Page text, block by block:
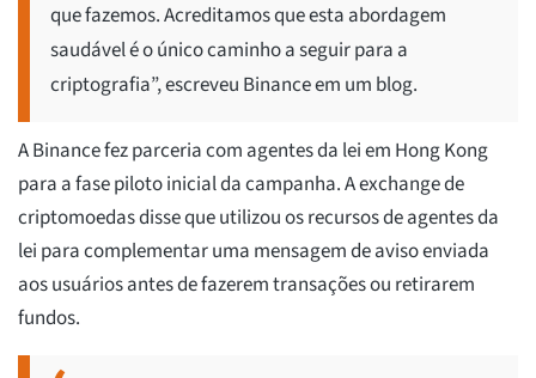
que fazemos. Acreditamos que esta abordagem
saudável é o único caminho a seguir para a
criptografia”, escreveu Binance em um blog.
A Binance fez parceria com agentes da lei em Hong Kong
para a fase piloto inicial da campanha. A exchange de
criptomoedas disse que utilizou os recursos de agentes da
lei para complementar uma mensagem de aviso enviada
aos usuários antes de fazerem transações ou retirarem
fundos.